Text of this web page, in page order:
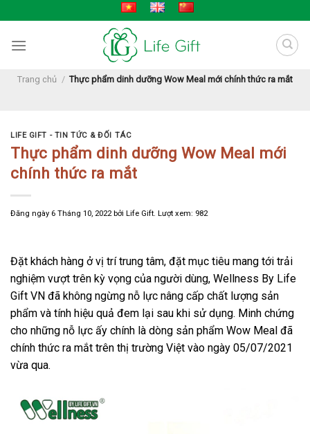
content
Trang chủ / Thực phẩm dinh dưỡng Wow Meal mới chính thức ra mắt
LIFE GIFT - TIN TỨC & ĐỐI TÁC
Thực phẩm dinh dưỡng Wow Meal mới
chính thức ra mắt
Đăng ngày 6 Tháng 10, 2022 bởi Life Gift . Lượt xem: 982
Đặt khách hàng ở vị trí trung tâm, đặt mục tiêu mang tới trải
nghiệm vượt trên kỳ vọng của người dùng, Wellness By Life
Gift VN đã không ngừng nỗ lực nâng cấp chất lượng sản
phẩm và tính hiệu quả đem lại sau khi sử dụng. Minh chứng
cho những nỗ lực ấy chính là dòng sản phẩm Wow Meal đã
chính thức ra mắt trên thị trường Việt vào ngày 05/07/2021
vừa qua.